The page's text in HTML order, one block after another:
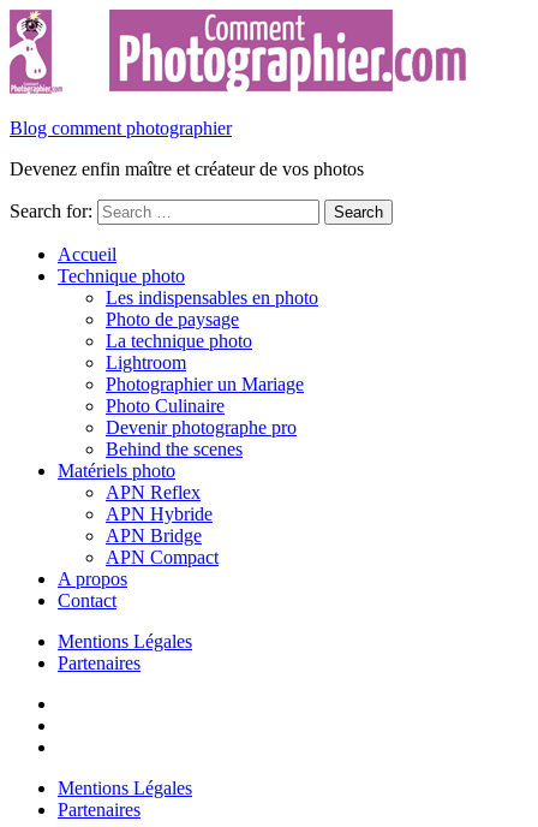
Blog comment photographier
Devenez enfin maître et créateur de vos photos
Search for:
Accueil
Technique photo
Les indispensables en photo
Photo de paysage
La technique photo
Lightroom
Photographier un Mariage
Photo Culinaire
Devenir photographe pro
Behind the scenes
Matériels photo
APN Reflex
APN Hybride
APN Bridge
APN Compact
A propos
Contact
Mentions Légales
Partenaires
Mentions Légales
Partenaires